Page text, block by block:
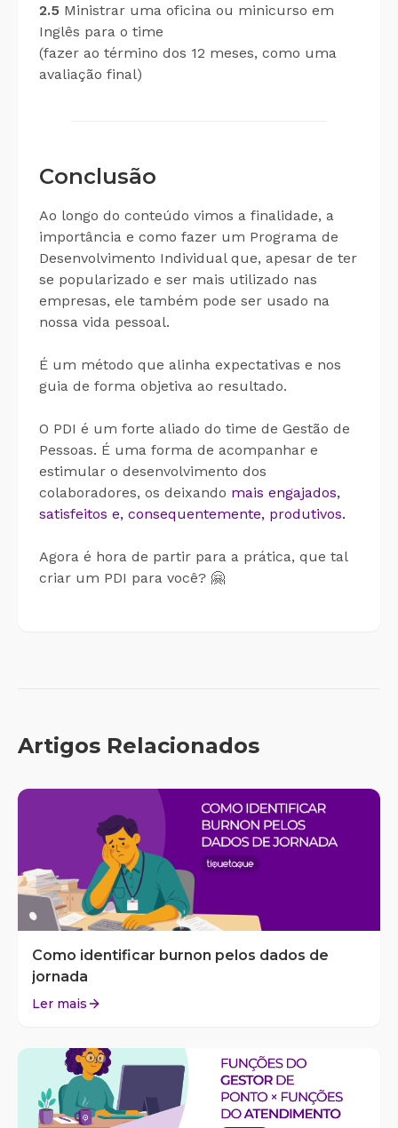
2.5 Ministrar uma oficina ou minicurso em
Inglês para o time
(fazer ao término dos 12 meses, como uma
avaliação final)
Conclusão
Ao longo do conteúdo vimos a finalidade, a
importância e como fazer um Programa de
Desenvolvimento Individual que, apesar de ter
se popularizado e ser mais utilizado nas
empresas, ele também pode ser usado na
nossa vida pessoal.
É um método que alinha expectativas e nos
guia de forma objetiva ao resultado.
O PDI é um forte aliado do time de Gestão de
Pessoas. É uma forma de acompanhar e
estimular o desenvolvimento dos
colaboradores, os deixando mais engajados,
satisfeitos e, consequentemente, produtivos.
Agora é hora de partir para a prática, que tal
criar um PDI para você? 🤗
Artigos Relacionados
Como identificar burnon pelos dados de
jornada
Ler mais